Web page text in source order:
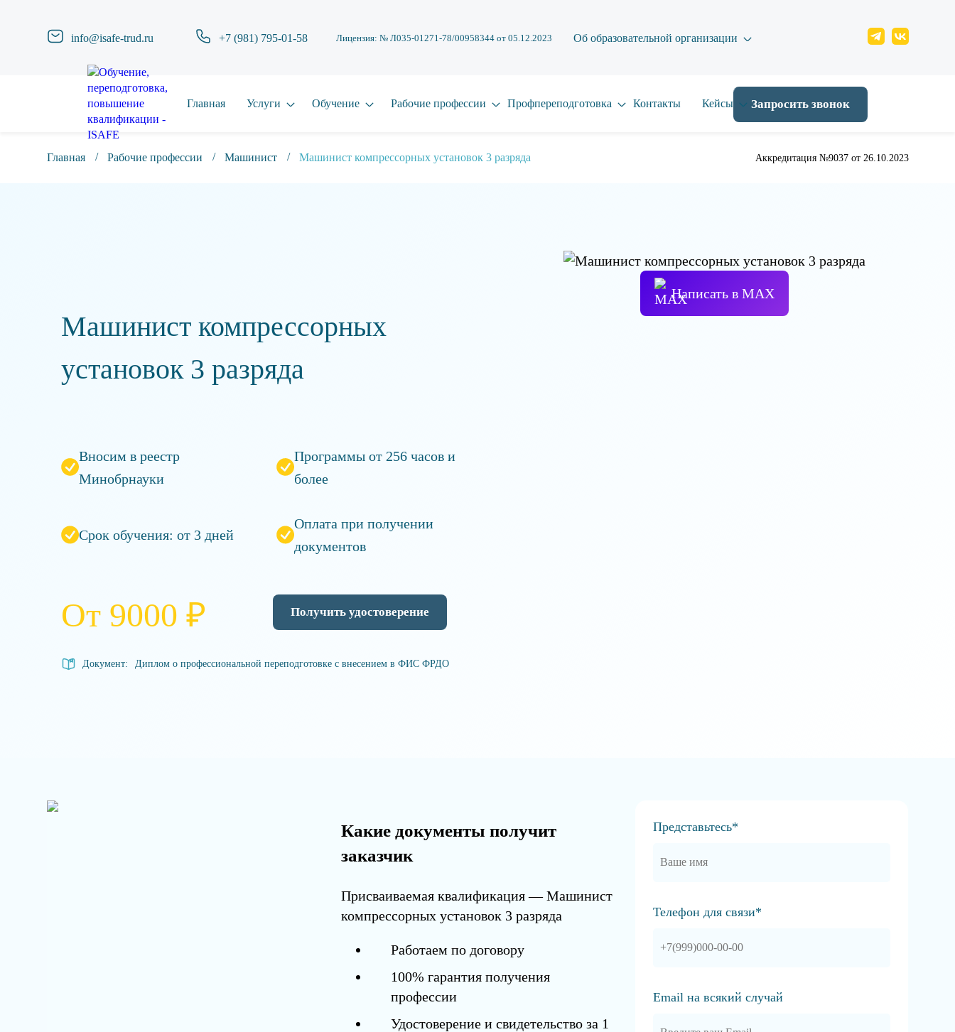
info@isafe-trud.ru +7 (981) 795-01-58 Лицензия: № Л035-01271-78/00958344 от 05.12.2023 Об образовательной организации
Главная Услуги Обучение Рабочие профессии Профпереподготовка Контакты Кейсы Запросить звонок
Главная Рабочие профессии Машинист Машинист компрессорных установок 3 разряда Аккредитация №9037 от 26.10.2023
Машинист компрессорных
установок 3 разряда
Вносим в реестр
Минобрнауки
Программы от 256 часов и
более
Срок обучения: от 3 дней
Оплата при получении
документов
От 9000 ₽ Получить удостоверение
Написать в МАХ
Документ: Диплом о профессиональной переподготовке с внесением в ФИС ФРДО
Какие документы получит
заказчик
Присваиваемая квалификация — Машинист
компрессорных установок 3 разряда
Работаем по договору
100% гарантия получения
профессии
Удостоверение и свидетельство за 1
Представьтесь*
Телефон для связи*
Email на всякий случай